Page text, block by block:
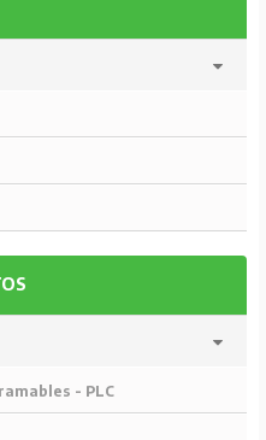
- PLC